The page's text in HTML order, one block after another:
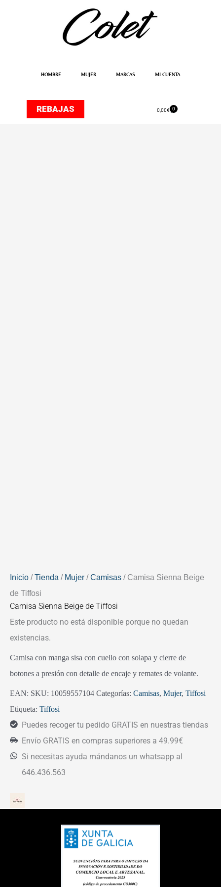
HOMBRE MUJER MARCAS MI CUENTA
REBAJAS 0,00€ 0
Carrito
Inicio /Tienda / Mujer /Camisas / Camisa Sienna Beige
de Tiffosi
Camisa Sienna Beige de Tiffosi
Este producto no está disponible porque no quedan
existencias.
Camisa con manga sisa con cuello con solapa y cierre de
botones a presión con detalle de encaje y remates de volante.
EAN: SKU: 10059557104 Categorías: Camisas, Mujer, Tiffosi
Etiqueta: Tiffosi
Puedes recoger tu pedido GRATIS en nuestras tiendas
Envío GRATIS en compras superiores a 49.99€
Si necesitas ayuda mándanos un whatsapp al
646.436.563